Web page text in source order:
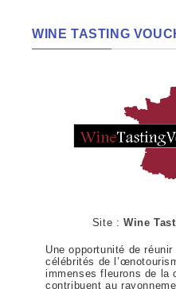
WINE TASTING
Site :Wine
Une opportunité de
célébrités de
immenses fleurons de la
contribuent au